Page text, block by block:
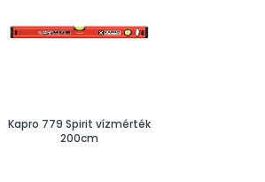
Kapro 779 Spirit vízmérték
200cm